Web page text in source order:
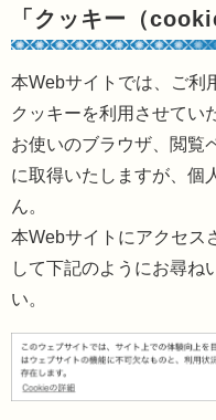
「クッキー（
本Webサイトでは、ご利
クッキーを利用させてい
お使いのブラウザ、閲覧
に取得いたしますが、個
ん。
本Webサイトにアクセス
して下記のようにお尋ね
い。